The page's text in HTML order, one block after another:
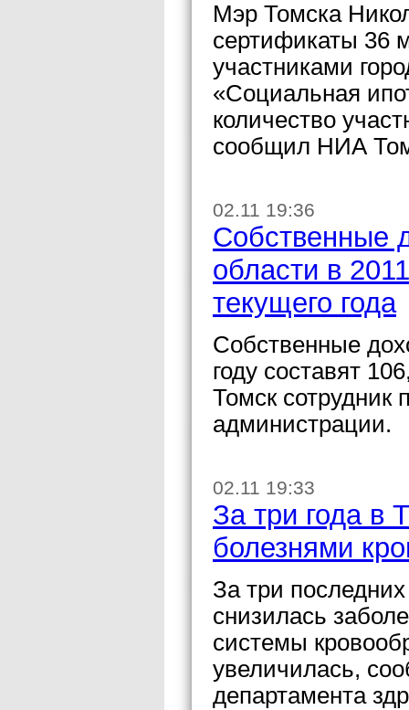
Мэр Томска
сертификаты 36
участниками
«Социальная
количество
сообщил НИА
02.11 19:36
Собственные
области в
текущего года
Собственные
году составят
Томск сотрудник
администрации.
02.11 19:33
За три года в
болезнями
За три
снизилась
системы
увеличилась,
департамента